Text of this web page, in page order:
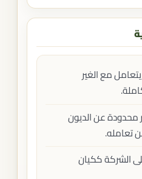
مع الغير
محدودة عن الديون
تعامله.
الشركة ككيان